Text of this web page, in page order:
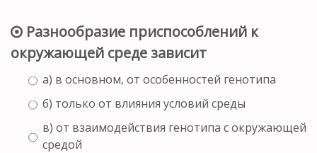
Разнообразие приспособлений к
окружающей среде зависит
а) в основном, от особенностей генотипа
б) только от влияния условий среды
в) от взаимодействия генотипа с окружающей
средой